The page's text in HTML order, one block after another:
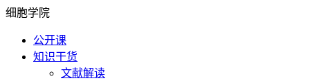
细胞学院
公开课
知识干货
文献解读